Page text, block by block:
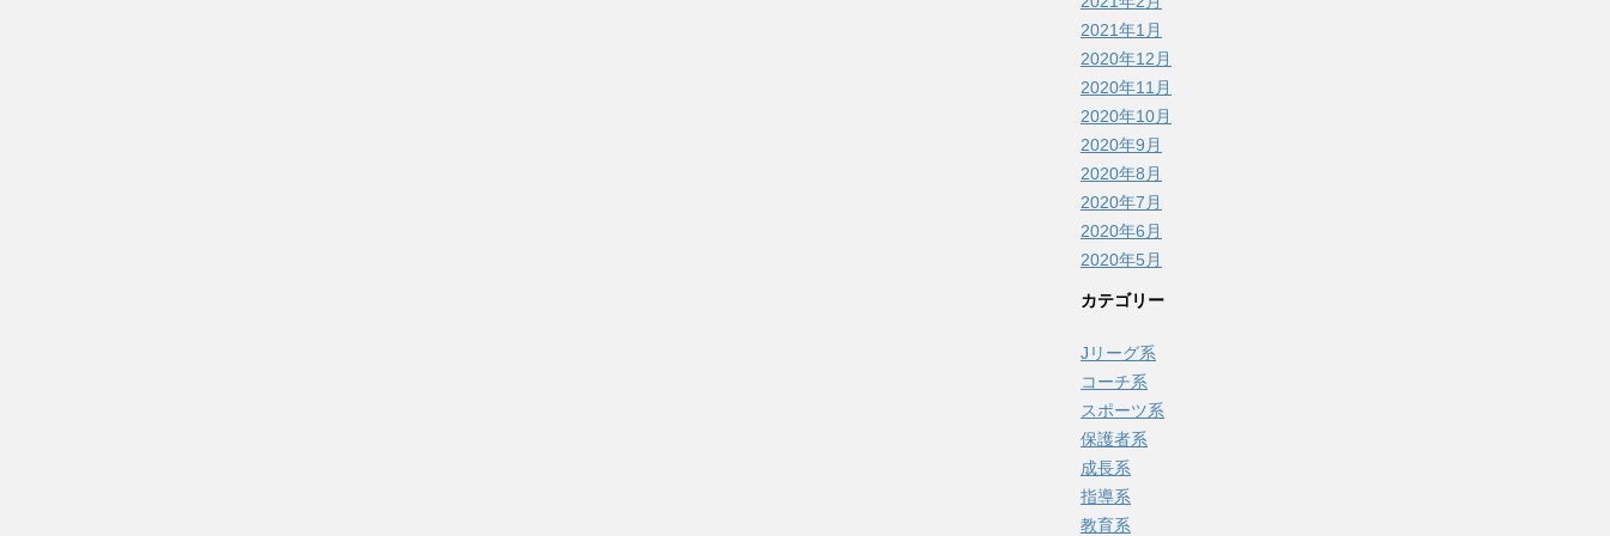
2021年1月
2020年12月
2020年11月
2020年10月
2020年9月
2020年8月
2020年7月
2020年6月
2020年5月
カテゴリー
Jリーグ系
コーチ系
スポーツ系
保護者系
成長系
指導系
教育系